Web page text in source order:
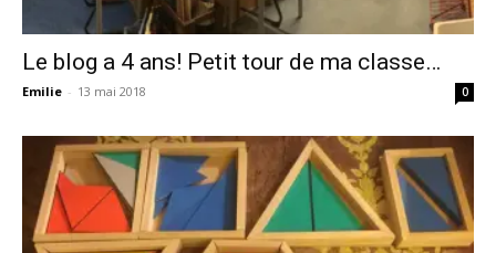
Le blog a 4 ans! Petit tour de ma classe…
Emilie - 13 mai 2018 0